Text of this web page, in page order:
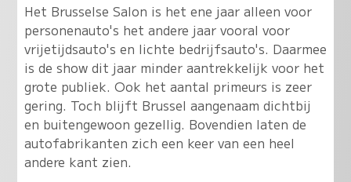
Het Brusselse Salon is het ene jaar alleen voor
personenauto's het andere jaar vooral voor
vrijetijdsauto's en lichte bedrijfsauto's. Daarmee
is de show dit jaar minder aantrekkelijk voor het
grote publiek. Ook het aantal primeurs is zeer
gering. Toch blijft Brussel aangenaam dichtbij
en buitengewoon gezellig. Bovendien laten de
autofabrikanten zich een keer van een heel
andere kant zien.